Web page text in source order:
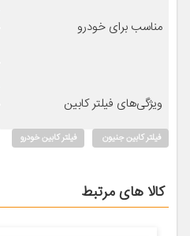
مناسب برای خودرو
ویژگی‌های فیلتر کابین
فیلتر کابین جنیون فیلتر کابین خودرو
کالا های مرتبط